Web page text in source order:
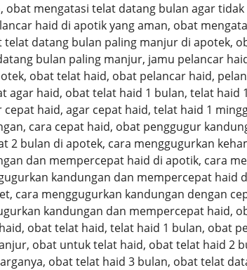
obat mengatasi telat datang bulan agar
haid di apotik yang aman, obat
datang bulan paling manjur di apotek,
bulan paling manjur, jamu pelancar
obat telat haid, obat pelancar haid,
agar haid, obat telat haid 1 bulan, telat
cepat haid, agar cepat haid, telat haid 1
cara cepat haid, obat penggugur
2 bulan di apotek, cara menggugurkan
dan mempercepat haid di apotik, cara
kandungan dan mempercepat
cara menggugurkan kandungan dengan
kandungan dan mempercepat haid,
obat telat haid, telat haid 1 bulan, obat
obat untuk telat haid, obat telat haid 2
obat telat haid 3 bulan, obat telat